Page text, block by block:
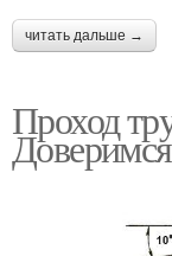
читать дальше →
Проход